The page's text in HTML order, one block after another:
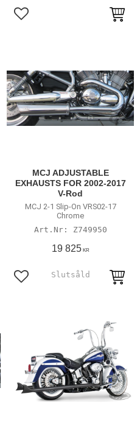
Lägg till i favoriter
MCJ ADJUSTABLE
EXHAUSTS FOR 2002-2017
V-Rod
MCJ 2-1 Slip-On VRS02-17
Chrome
Z749950
19 825KR
Lägg till i favoriter